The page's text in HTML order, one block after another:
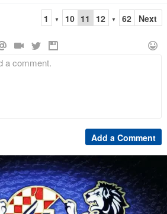
1 ▼ 10 11 12 ▼ 62 Next
Add a Comment